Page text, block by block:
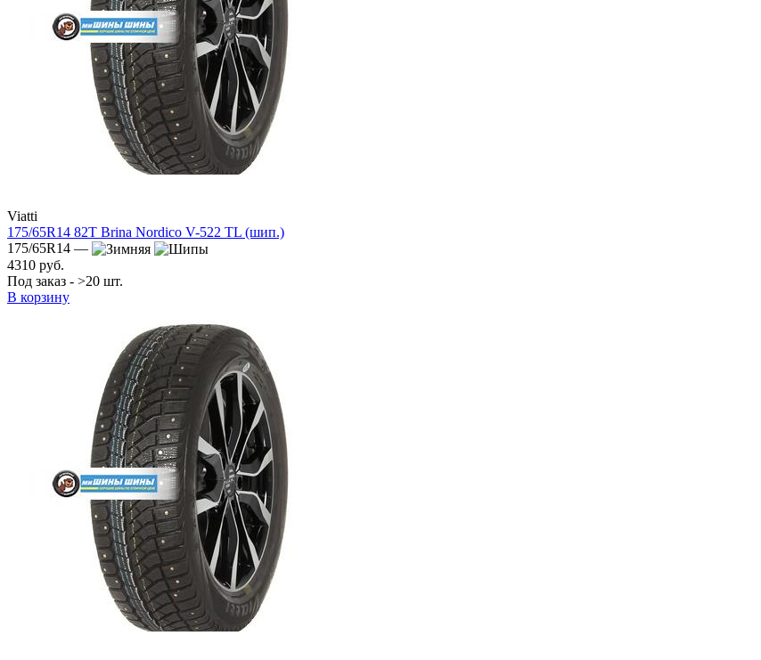
Viatti
175/65R14 82T Brina Nordico V-522 TL (шип.)
175/65R14 —
4310 руб.
Под заказ - >20 шт.
В корзину